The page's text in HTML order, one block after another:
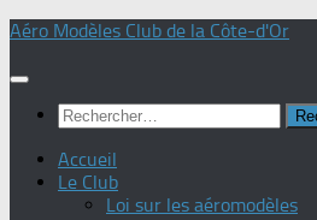
Skip
content
Aéro Modèles Club de la Côte-d'Or
Rechercher :
Accueil
Le Club
Loi sur les aéromodèles